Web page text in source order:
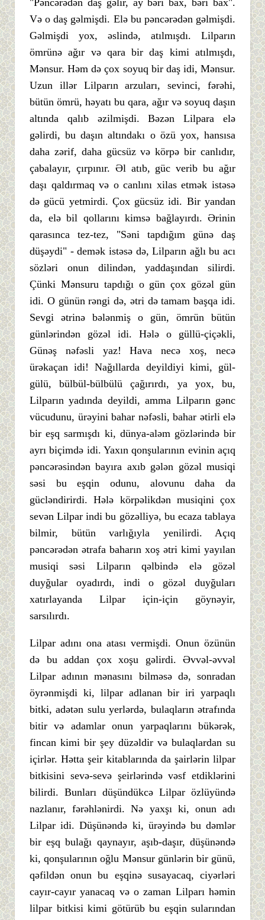
"Pəncərədən daş gəlir, ay bəri bax, bəri bax".
Və o daş gəlmişdi. Elə bu pəncərədən gəlmişdi.
Gəlmişdi yox, əslində, atılmışdı. Lilparın
ömrünə ağır və qara bir daş kimi atılmışdı,
Mənsur. Həm də çox soyuq bir daş idi, Mənsur.
Uzun illər Lilparın arzuları, sevinci, fərəhi,
bütün ömrü, həyatı bu qara, ağır və soyuq daşın
altında qalıb əzilmişdi. Bəzən Lilpara elə
gəlirdi, bu daşın altındakı o özü yox, hansısa
daha zərif, daha gücsüz və körpə bir canlıdır,
çabalayır, çırpınır. Əl atıb, güc verib bu ağır
daşı qaldırmaq və o canlını xilas etmək istəsə
də gücü yetmirdi. Çox gücsüz idi. Bir yandan
da, elə bil qollarını kimsə bağlayırdı. Ərinin
qarasınca tez-tez, "Səni tapdığım günə daş
düşəydi" - demək istəsə də, Lilparın ağlı bu acı
sözləri onun dilindən, yaddaşından silirdi.
Çünki Mənsuru tapdığı o gün çox gözəl gün
idi. O günün rəngi də, ətri də tamam başqa idi.
Sevgi ətrinə bələnmiş o gün, ömrün bütün
günlərindən gözəl idi. Hələ o güllü-çiçəkli,
Günəş nəfəsli yaz! Hava necə xoş, necə
ürəkaçan idi! Nağıllarda deyildiyi kimi, gül-
gülü, bülbül-bülbülü çağırırdı, ya yox, bu,
Lilparın yadında deyildi, amma Lilparın gənc
vücudunu, ürəyini bahar nəfəsli, bahar ətirli elə
bir eşq sarmışdı ki, dünya-aləm gözlərində bir
ayrı biçimdə idi. Yaxın qonşularının evinin açıq
pəncərəsindən bayıra axıb gələn gözəl musiqi
səsi bu eşqin odunu, alovunu daha da
gücləndirirdi. Hələ körpəlikdən musiqini çox
sevən Lilpar indi bu gözəlliyə, bu ecaza tablaya
bilmir, bütün varlığıyla yenilirdi. Açıq
pəncərədən ətrafa baharın xoş ətri kimi yayılan
musiqi səsi Lilparın qəlbində elə gözəl
duyğular oyadırdı, indi o gözəl duyğuları
xatırlayanda Lilpar için-için göynəyir,
sarsılırdı.
Lilpar adını ona atası vermişdi. Onun özünün
də bu addan çox xoşu gəlirdi. Əvvəl-əvvəl
Lilpar adının mənasını bilməsə də, sonradan
öyrənmişdi ki, lilpar adlanan bir iri yarpaqlı
bitki, adətən sulu yerlərdə, bulaqların ətrafında
bitir və adamlar onun yarpaqlarını bükərək,
fincan kimi bir şey düzəldir və bulaqlardan su
içirlər. Hətta şeir kitablarında da şairlərin lilpar
bitkisini sevə-sevə şeirlərində vəsf etdiklərini
bilirdi. Bunları düşündükcə Lilpar özlüyündə
nazlanır, fərəhlənirdi. Nə yaxşı ki, onun adı
Lilpar idi. Düşünəndə ki, ürəyində bu dəmlər
bir eşq bulağı qaynayır, aşıb-daşır, düşünəndə
ki, qonşularının oğlu Mənsur günlərin bir günü,
qəfildən onun bu eşqinə susayacaq, ciyərləri
cayır-cayır yanacaq və o zaman Lilparı həmin
lilpar bitkisi kimi götürüb bu eşqin sularından